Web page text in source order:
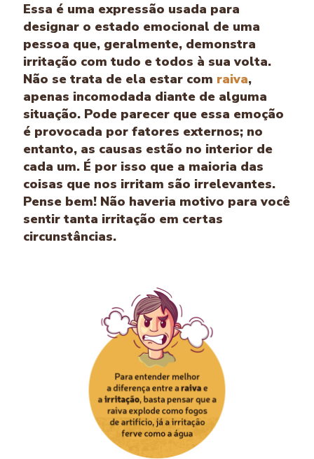
Essa é uma expressão usada para
designar o estado emocional de uma
pessoa que, geralmente, demonstra
irritação com tudo e todos à sua volta.
Não se trata de ela estar com raiva,
apenas incomodada diante de alguma
situação. Pode parecer que essa emoção
é provocada por fatores externos; no
entanto, as causas estão no interior de
cada um. É por isso que a maioria das
coisas que nos irritam são irrelevantes.
Pense bem! Não haveria motivo para você
sentir tanta irritação em certas
circunstâncias.